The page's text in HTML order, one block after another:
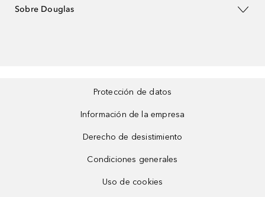
Sobre Douglas
Protección de datos
Información de la empresa
Derecho de desistimiento
Condiciones generales
Uso de cookies